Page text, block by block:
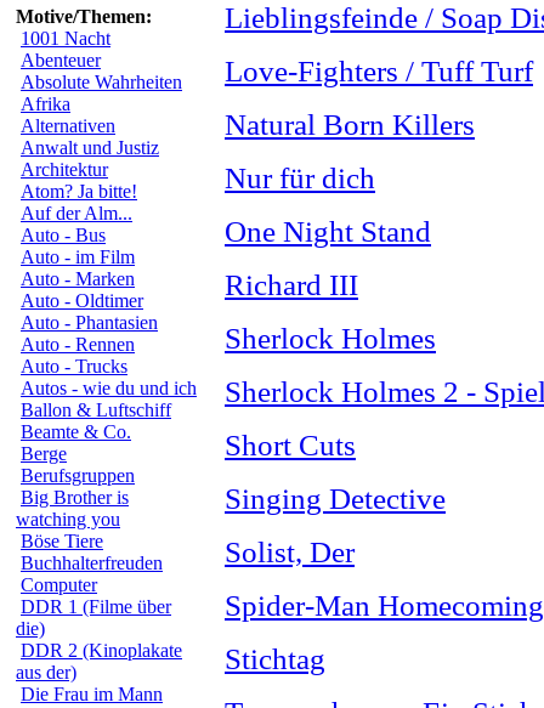
Motive/Themen:
1001 Nacht
Abenteuer
Absolute Wahrheiten
Afrika
Alternativen
Anwalt und Justiz
Architektur
Atom? Ja bitte!
Auf der Alm...
Auto - Bus
Auto - im Film
Auto - Marken
Auto - Oldtimer
Auto - Phantasien
Auto - Rennen
Auto - Trucks
Autos - wie du und ich
Ballon & Luftschiff
Beamte & Co.
Berge
Berufsgruppen
Big Brother is
watching you
Böse Tiere
Buchhalterfreuden
Computer
DDR 1 (Filme über
die)
DDR 2 (Kinoplakate
aus der)
Die Frau im Mann
Lieblingsfeinde / Soap
Love-Fighters / Tuff Turf
Natural Born Killers
Nur für dich
One Night Stand
Richard III
Sherlock Holmes
Sherlock Holmes 2 -
Short Cuts
Singing Detective
Solist, Der
Spider-Man Homecoming
Stichtag